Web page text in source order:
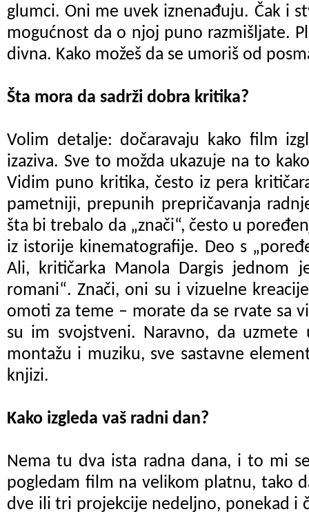
glumci. Oni me uvek iznenađuju. Čak i
mogućnost da o njoj puno razmišljate.
divna. Kako možeš da se umoriš od
Šta mora da sadrži dobra kritika?
Volim detalje: dočaravaju kako film
izaziva. Sve to možda ukazuje na to
Vidim puno kritika, često iz pera
pametniji, prepunih prepričavanja
šta bi trebalo da „znači“, često u
iz istorije kinematografije. Deo s „
Ali, kritičarka Manola Dargis jednom
romani“. Znači, oni su i vizuelne
omoti za teme – morate da se rvate sa
su im svojstveni. Naravno, da
montažu i muziku, sve sastavne
knjizi.
Kako izgleda vaš radni dan?
Nema tu dva ista radna dana, i to mi
pogledam film na velikom platnu, tako
dve ili tri projekcije nedeljno, ponekad i